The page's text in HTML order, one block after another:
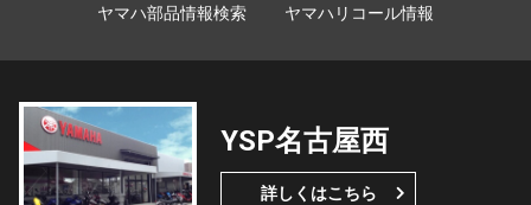
ヤマハ部品情報検索
ヤマハリコール情報
YSP名古屋西
詳しくはこちら